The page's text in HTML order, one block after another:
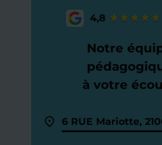
4,8
Notre
à votre
6 RUE Mariotte,